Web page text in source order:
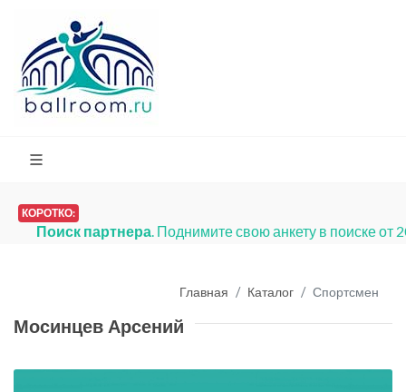
КОРОТКО:
Поиск партнера. Поднимите свою анкету в поиске от
Главная Каталог Спортсмен
Мосинцев Арсений